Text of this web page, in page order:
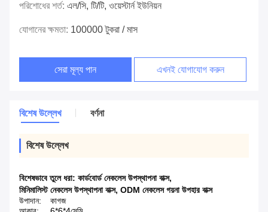
পরিশোধের শর্ত: এল/সি, টি/টি, ওয়েস্টার্ন ইউনিয়ন
যোগানের ক্ষমতা: 100000 টুকরা / মাস
সেরা মূল্য পান এখনই যোগাযোগ করুন
বিশেষ উল্লেখ বর্ণনা
বিশেষ উল্লেখ
বিশেষভাবে তুলে ধরা: কার্ডবোর্ড নেকলেস উপস্থাপনা বাক্স,
মিনিমালিস্ট নেকলেস উপস্থাপনা বাক্স, ODM নেকলেস গয়না উপহার বাক্স
উপাদান:
কাগজ